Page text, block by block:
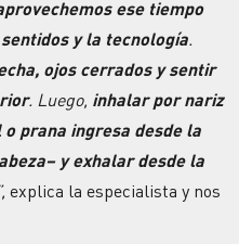
ese tiempo
y la tecnología.
ojos cerrados y sentir
. Luego, inhalar por nariz
prana ingresa desde la
y exhalar desde la
explica la especialista y nos